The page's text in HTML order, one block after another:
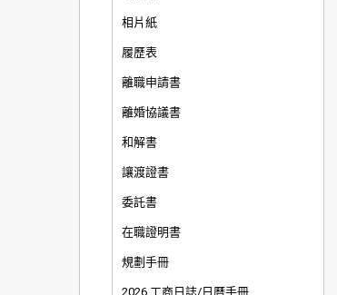
相片紙
履歷表
離職申請書
離婚協議書
和解書
讓渡證書
委託書
在職證明書
規劃手冊
2026 工商日誌/日曆手冊